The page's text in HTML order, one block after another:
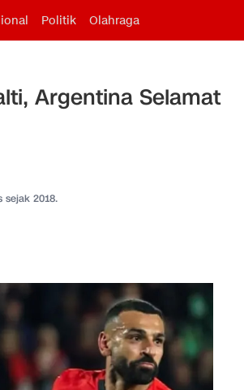
Politik Olahraga
Argentina Selamat
sejak 2018.